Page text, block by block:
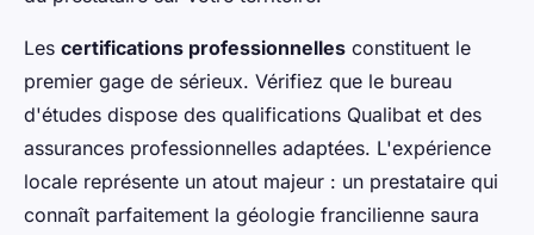
Les certifications professionnelles constituent le
premier gage de sérieux. Vérifiez que le bureau
d'études dispose des qualifications Qualibat et des
assurances professionnelles adaptées. L'expérience
locale représente un atout majeur : un prestataire qui
connaît parfaitement la géologie francilienne saura